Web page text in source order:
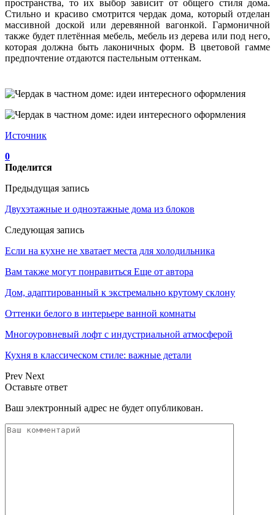
пространства, то их выбор зависит от общего стиля дома.
Стильно и красиво смотрится чердак дома, который отделан
массивной доской или деревянной вагонкой. Гармоничной
также будет плетённая мебель, мебель из дерева или под него,
которая должна быть лаконичных форм. В цветовой гамме
предпочтение отдаются пастельным оттенкам.
Источник
0
Поделится
Предыдущая запись
Двухэтажные и одноэтажные дома из блоков
Следующая запись
Если на кухне не хватает места для холодильника
Вам также могут понравиться Еще от автора
Дом, адаптированный к экстремально крутому склону
Оттенки белого в интерьере ванной комнаты
Многоуровневый лофт с индустриальной атмосферой
Кухня в классическом стиле: важные детали
Prev Next
Оставьте ответ
Ваш электронный адрес не будет опубликован.